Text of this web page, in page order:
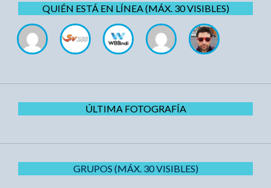
QUIÉN ESTÁ EN LÍNEA (MÁX. 30 VISIBLES)
ÚLTIMA FOTOGRAFÍA
GRUPOS (MÁX. 30 VISIBLES)